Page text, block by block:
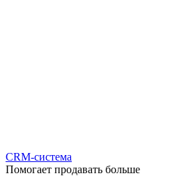
CRM-система
Помогает продавать больше